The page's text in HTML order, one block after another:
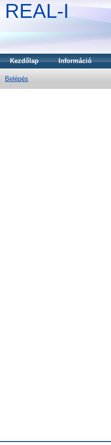
REAL-I
Kezdőlap Információ
Belépés